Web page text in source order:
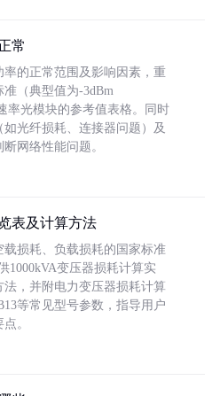
常
的正常范围及影响因素，重
（典型值为-3dBm
率光模块的参考值表格。同时
光纤损耗、连接器问题）及
网络性能问题。
表及计算方法
损耗、负载损耗的国家标准
1000kVA变压器损耗计算实
，并附电力变压器损耗计算
等常见型号参数，指导用户
。